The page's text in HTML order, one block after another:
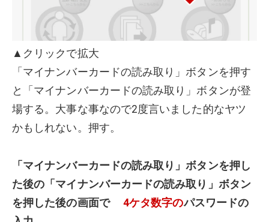
▲クリックで拡大
「マイナンバーカードの読み取り」ボタンを押す
と「マイナンバーカードの読み取り」ボタンが登
場する。大事な事なので2度言いました的なヤツ
かもしれない。押す。
「マイナンバーカードの読み取り」ボタンを押し
た後の「マイナンバーカードの読み取り」ボタン
を押した後の画面で 4ケタ数字のパスワードの